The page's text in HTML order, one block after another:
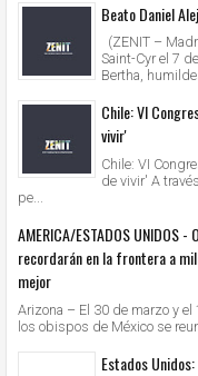
Beato Daniel
(ZENIT –
Saint-Cyr el 7
Bertha,
Chile: VI
vivir'
Chile: VI
de vivir' A
pe...
AMERICA/ESTADOS UNIDOS
recordarán en la frontera a
mejor
Arizona – El 30 de marzo y
los obispos de México se
Estados